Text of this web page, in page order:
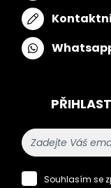
Souhlasím se